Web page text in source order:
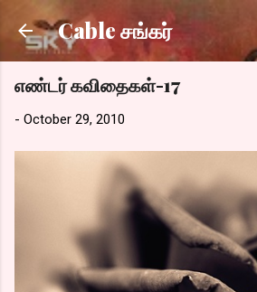
Skip to main content
Cable சங்கர்
எண்டர் கவிதைகள்-17
- October 29, 2010